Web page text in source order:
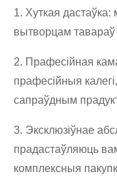
1. Хуткая
вытворцам тавараў
2. Прафесійная
прафесійныя
сапраўдным
3. Эксклюзіўнае
прадастаўляюць
комплексныя